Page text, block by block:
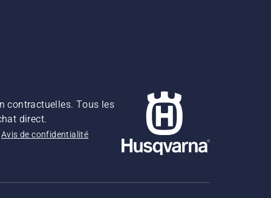
contractuelles. Tous les
direct.
Avis de confidentialité